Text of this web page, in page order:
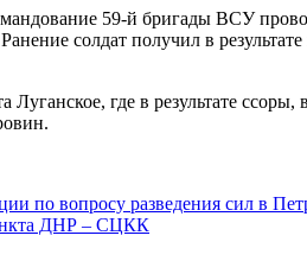
59-й бригады ВСУ
солдат получил в
где в результате
по вопросу разведения сил в
ДНР – СЦКК